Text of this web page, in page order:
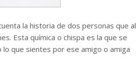
la historia de dos personas que al
Esta química o chispa es la que se
lo que sientes por ese amigo o amiga